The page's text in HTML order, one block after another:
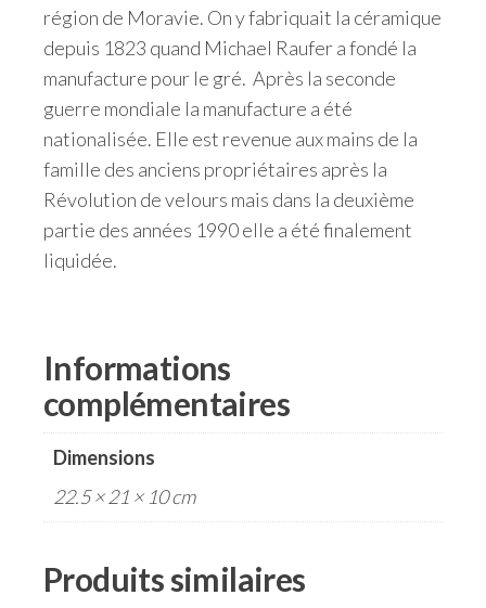
région de Moravie. On y fabriquait la céramique
depuis 1823 quand Michael Raufer a fondé la
manufacture pour le gré. Après la seconde
guerre mondiale la manufacture a été
nationalisée. Elle est revenue aux mains de la
famille des anciens propriétaires après la
Révolution de velours mais dans la deuxième
partie des années 1990 elle a été finalement
liquidée.
Informations
complémentaires
Dimensions
22.5 × 21 × 10 cm
Produits similaires